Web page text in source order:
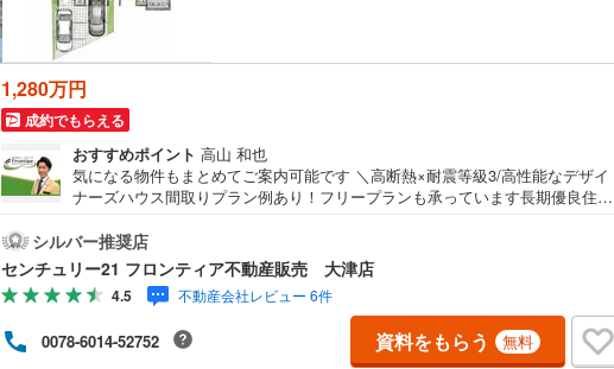
1,280万円
成約でもらえる
おすすめポイント 高山 和也
気になる物件もまとめてご案内可能です ＼高断熱×耐震等級3/高性能なデザイ
ナーズハウス間取りプラン例あり！フリープランも承っています長期優良住宅
まで徒歩約24分・「スーパーマーケットバロー真野店」まで徒歩約4分・「セブ
ンイレブン大津真野4丁目店」まで徒歩約2分・「琵琶湖大橋病院」まで徒歩約9
分＜プラン例（間取り）＞※間取り変更可能です・家族の様子を見ながら料理で
きる対面キッチン・SICや洗面収納有り！お部屋の中もスッキリ片付きますね・
シルバー推奨店
センチュリー21 フロンティア不動産販売 大津店
4.5 不動産会社レビュー 6件
0078-6014-52752 資料をもらう 無料